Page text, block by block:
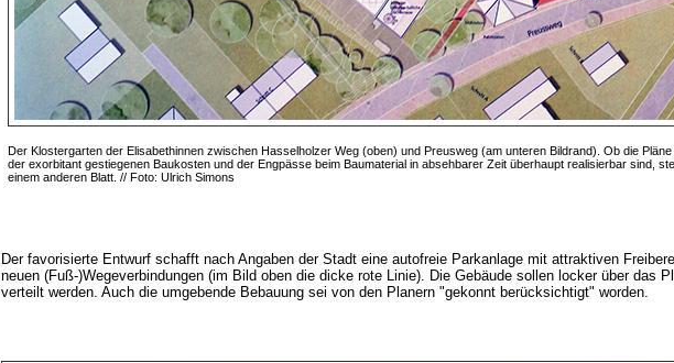
Der Klostergarten der Elisabethinnen zwischen Hasselholzer Weg (oben) und Preusweg (am unteren Bildrand). Ob die
der exorbitant gestiegenen Baukosten und der Engpässe beim Baumaterial in absehbarer Zeit überhaupt realisierbar sind,
einem anderen Blatt. // Foto: Ulrich Simons
Der favorisierte Entwurf schafft nach Angaben der Stadt eine autofreie Parkanlage mit attraktiven
neuen (Fuß-)Wegeverbindungen (im Bild oben die dicke rote Linie). Die Gebäude sollen locker über das
verteilt werden. Auch die umgebende Bebauung sei von den Planern "gekonnt berücksichtigt" worden.